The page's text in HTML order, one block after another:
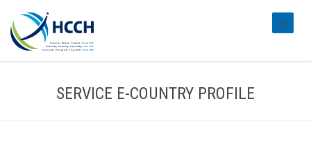
SERVICE E-COUNTRY PROFILE